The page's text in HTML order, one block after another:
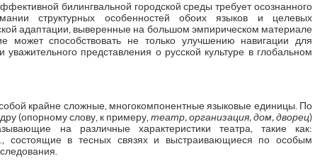
билингвальной городской среды требует осознанного
структурных особенностей обоих языков и целевых
адаптации, выверенные на большом эмпирическом материале
может способствовать не только улучшению навигации для
представления о русской культуре в глобальном
крайне сложные, многокомпонентные языковые единицы. По
(опорному слову, к примеру,театр, организация, дом, дворец)
на различные характеристики театра, такие как:
состоящие в тесных связях и выстраивающиеся по особым